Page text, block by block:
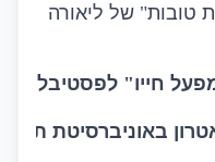
טובות" של ליאורה
חייו" לפסטיבל
באוניברסיטת תל